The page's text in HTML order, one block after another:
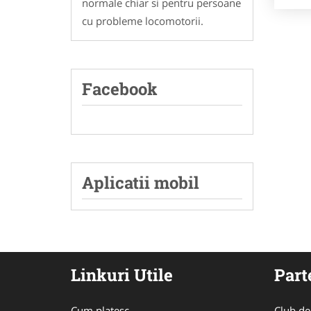
cu probleme locomotorii.
Facebook
Aplicatii mobil
Linkuri Utile